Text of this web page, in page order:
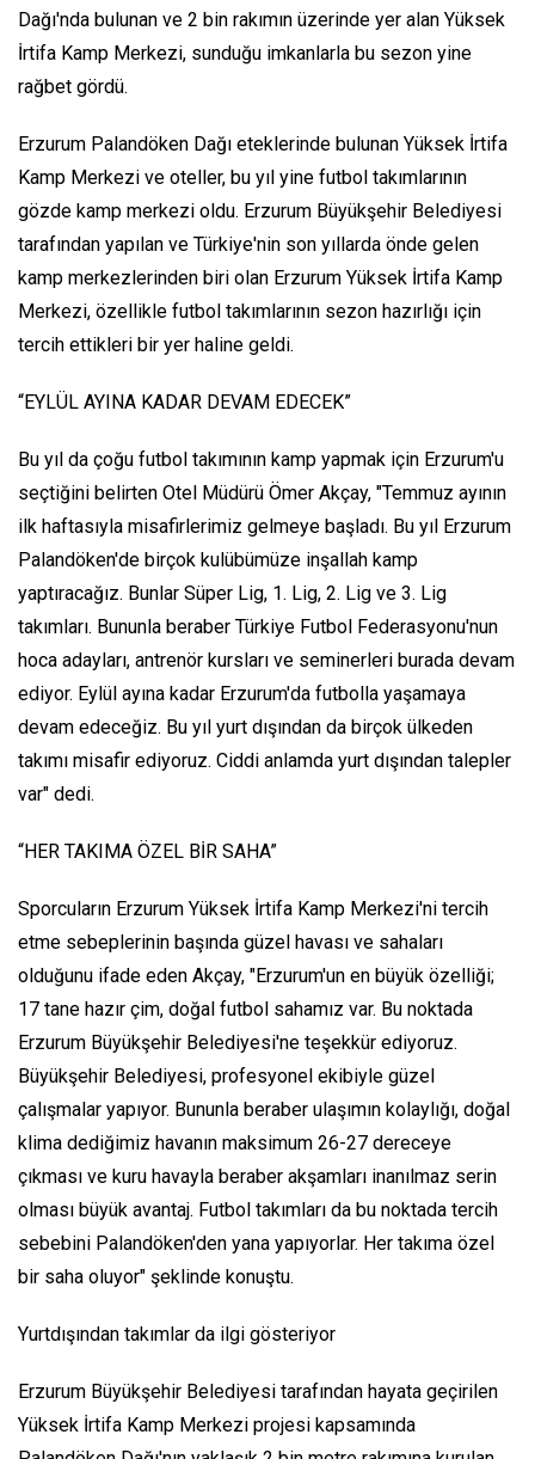
Dağı'nda bulunan ve 2 bin rakımın üzerinde yer alan Yüksek
İrtifa Kamp Merkezi, sunduğu imkanlarla bu sezon yine
rağbet gördü.
Erzurum Palandöken Dağı eteklerinde bulunan Yüksek İrtifa
Kamp Merkezi ve oteller, bu yıl yine futbol takımlarının
gözde kamp merkezi oldu. Erzurum Büyükşehir Belediyesi
tarafından yapılan ve Türkiye'nin son yıllarda önde gelen
kamp merkezlerinden biri olan Erzurum Yüksek İrtifa Kamp
Merkezi, özellikle futbol takımlarının sezon hazırlığı için
tercih ettikleri bir yer haline geldi.
“EYLÜL AYINA KADAR DEVAM EDECEK”
Bu yıl da çoğu futbol takımının kamp yapmak için Erzurum'u
seçtiğini belirten Otel Müdürü Ömer Akçay, "Temmuz ayının
ilk haftasıyla misafirlerimiz gelmeye başladı. Bu yıl Erzurum
Palandöken'de birçok kulübümüze inşallah kamp
yaptıracağız. Bunlar Süper Lig, 1. Lig, 2. Lig ve 3. Lig
takımları. Bununla beraber Türkiye Futbol Federasyonu'nun
hoca adayları, antrenör kursları ve seminerleri burada devam
ediyor. Eylül ayına kadar Erzurum'da futbolla yaşamaya
devam edeceğiz. Bu yıl yurt dışından da birçok ülkeden
takımı misafir ediyoruz. Ciddi anlamda yurt dışından talepler
var" dedi.
“HER TAKIMA ÖZEL BİR SAHA”
Sporcuların Erzurum Yüksek İrtifa Kamp Merkezi'ni tercih
etme sebeplerinin başında güzel havası ve sahaları
olduğunu ifade eden Akçay, "Erzurum'un en büyük özelliği;
17 tane hazır çim, doğal futbol sahamız var. Bu noktada
Erzurum Büyükşehir Belediyesi'ne teşekkür ediyoruz.
Büyükşehir Belediyesi, profesyonel ekibiyle güzel
çalışmalar yapıyor. Bununla beraber ulaşımın kolaylığı, doğal
klima dediğimiz havanın maksimum 26-27 dereceye
çıkması ve kuru havayla beraber akşamları inanılmaz serin
olması büyük avantaj. Futbol takımları da bu noktada tercih
sebebini Palandöken'den yana yapıyorlar. Her takıma özel
bir saha oluyor" şeklinde konuştu.
Yurtdışından takımlar da ilgi gösteriyor
Erzurum Büyükşehir Belediyesi tarafından hayata geçirilen
Yüksek İrtifa Kamp Merkezi projesi kapsamında